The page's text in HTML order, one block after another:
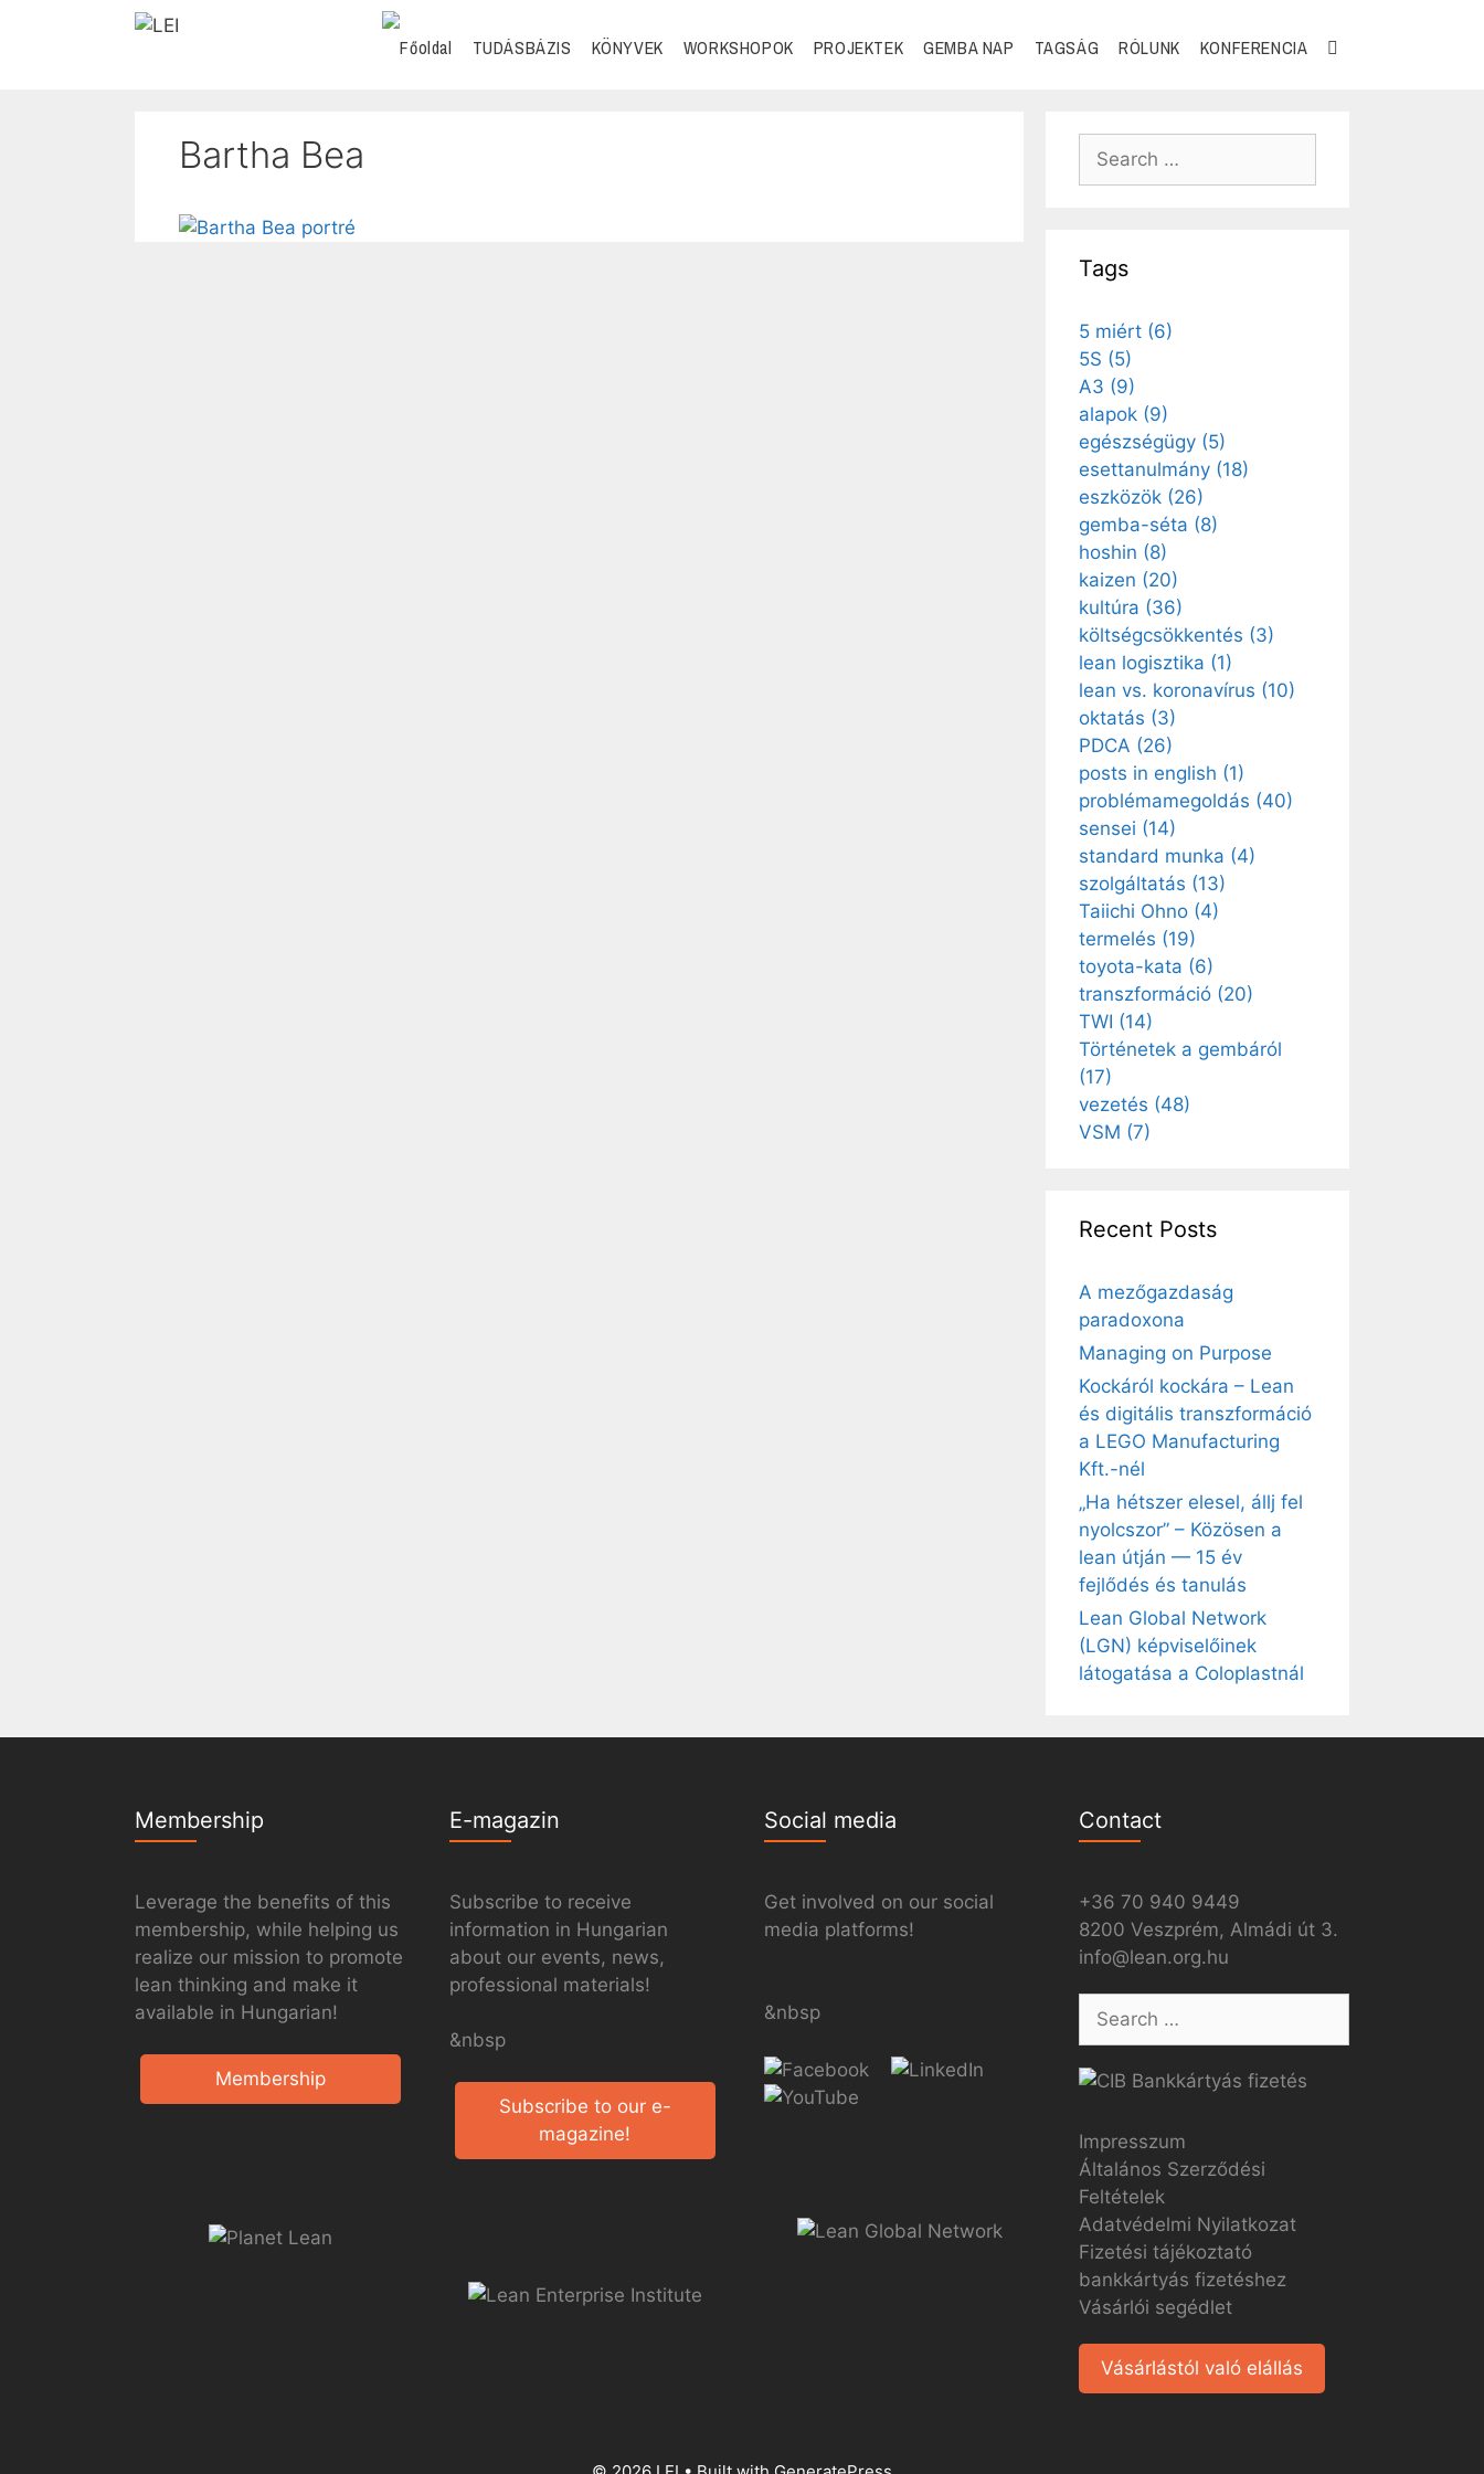
TUDÁSBÁZIS KÖNYVEK WORKSHOPOK PROJEKTEK GEMBA NAP TAGSÁG RÓLUNK KONFERENCIA
Bartha Bea
Tags
5 miért (6)
5S (5)
A3 (9)
alapok (9)
egészségügy (5)
esettanulmány (18)
eszközök (26)
gemba-séta (8)
hoshin (8)
kaizen (20)
kultúra (36)
költségcsökkentés (3)
lean logisztika (1)
lean vs. koronavírus (10)
oktatás (3)
PDCA (26)
posts in english (1)
problémamegoldás (40)
sensei (14)
standard munka (4)
szolgáltatás (13)
Taiichi Ohno (4)
termelés (19)
toyota-kata (6)
transzformáció (20)
TWI (14)
Történetek a gembáról
(17)
vezetés (48)
VSM (7)
Recent Posts
A mezőgazdaság
paradoxona
Managing on Purpose
Kockáról kockára – Lean
és digitális transzformáció
a LEGO Manufacturing
Kft.-nél
„Ha hétszer elesel, állj fel
nyolcszor” – Közösen a
lean útján — 15 év
fejlődés és tanulás
Lean Global Network
(LGN) képviselőinek
látogatása a Coloplastnál
Membership
Leverage the benefits of this
membership, while helping us
realize our mission to promote
lean thinking and make it
available in Hungarian!
Membership
E-magazin
Subscribe to receive
information in Hungarian
about our events, news,
professional materials!
&nbsp
Subscribe to our e-
magazine!
Social media
Get involved on our social
media platforms!
&nbsp
Contact
+36 70 940 9449
8200 Veszprém, Almádi út 3.
info@lean.org.hu
Impresszum
Általános Szerződési
Feltételek
Adatvédelmi Nyilatkozat
Fizetési tájékoztató
bankkártyás fizetéshez
Vásárlói segédlet
Vásárlástól való elállás